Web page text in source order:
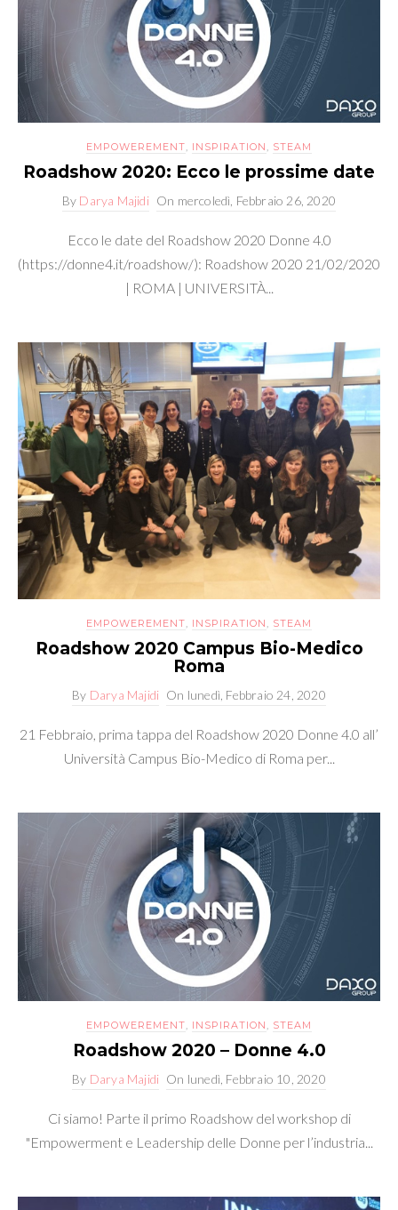
EMPOWEREMENT INSPIRATION STEAM
Roadshow 2020: Ecco le prossime date
By Darya Majidi On mercoledì, Febbraio 26, 2020
Ecco le date del Roadshow 2020 Donne 4.0
(https://donne4.it/roadshow/): Roadshow 2020 21/02/2020
| ROMA | UNIVERSITÀ...
EMPOWEREMENT INSPIRATION STEAM
Roadshow 2020 Campus Bio-Medico
Roma
By Darya Majidi On lunedì, Febbraio 24, 2020
21 Febbraio, prima tappa del Roadshow 2020 Donne 4.0 all’
Università Campus Bio-Medico di Roma per...
EMPOWEREMENT, INSPIRATION , STEAM
Roadshow 2020 – Donne 4.0
By Darya Majidi On lunedì, Febbraio 10, 2020
Ci siamo! Parte il primo Roadshow del workshop di
"Empowerment e Leadership delle Donne per l’industria...